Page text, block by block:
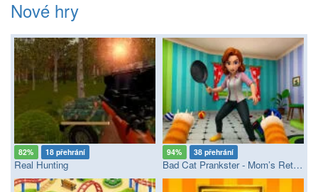
Nové hry
82% 18 přehrání
Real Hunting
94% 38 přehrání
Bad Cat Prankster - Mom’s Return